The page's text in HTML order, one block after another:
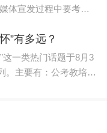
体宣发过程中要考虑
品质出众，而且价格优
打开市场的，但
”有多远？
这一类热门话题于8月3
。主要有：公考教培机